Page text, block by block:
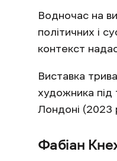
Водночас на
політичних і
контекст
Виставка
художника під
Лондоні (2023
Фабіан